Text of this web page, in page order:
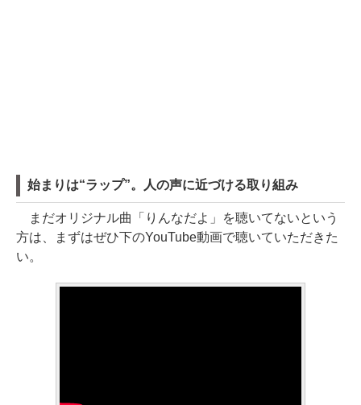
始まりは“ラップ”。人の声に近づける取り組み
まだオリジナル曲「りんなだよ」を聴いてないという
方は、まずはぜひ下のYouTube動画で聴いていただきた
い。